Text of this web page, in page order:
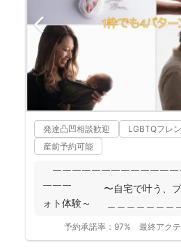
発達凸凹相談歓迎
LGBTQフレ
産前予約可能
￣￣￣￣￣￣￣￣￣￣￣￣￣
￣￣￣ 〜自宅で叶う、プ
ォト体験～ ＿＿＿＿＿＿＿
予約承諾率： 97% 最終アクテ